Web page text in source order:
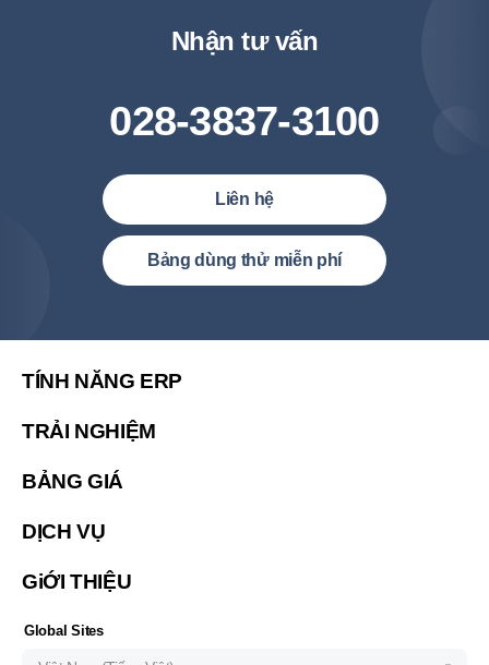
Nhận tư vấn
028-3837-3100
Liên hệ
Bảng dùng thử miễn phí
TÍNH NĂNG ERP
TRẢI NGHIỆM
BẢNG GIÁ
DỊCH VỤ
GiỚI THIỆU
Global Sites
Việt Nam (Tiếng Việt)
繁體中文
Malaysia (English)
한국 (한국어)
Philipines(English)
Узбекистан (русский)